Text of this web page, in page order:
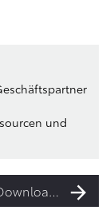
und
Zu den Downloads